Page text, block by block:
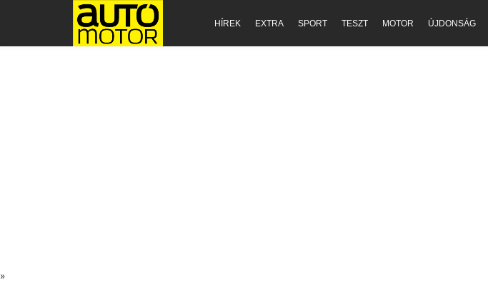
HÍREK EXTRA SPORT TESZT MOTOR ÚJDONSÁG
»